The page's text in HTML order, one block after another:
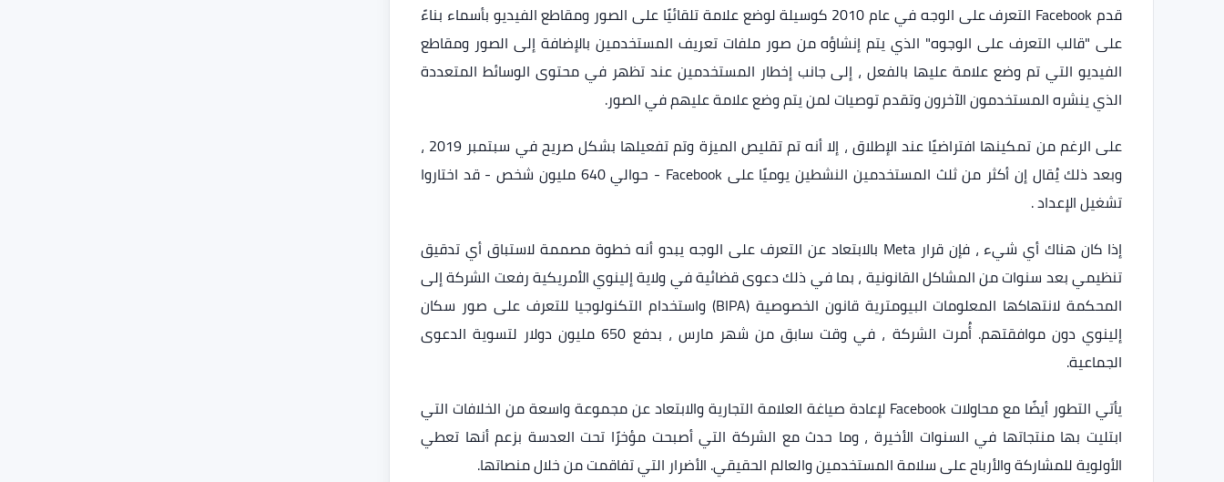
قدم Facebook التعرف على الوجه في عام 2010 كوسيلة لوضع علامة تلقائيًا على الصور ومقاطع الفيديو بأسماء بناءً
على "قالب التعرف على الوجوه" الذي يتم إنشاؤه من صور ملفات تعريف المستخدمين بالإضافة إلى الصور ومقاطع
الفيديو التي تم وضع علامة عليها بالفعل ، إلى جانب إخطار المستخدمين عند تظهر في محتوى الوسائط المتعددة
الذي ينشره المستخدمون الآخرون وتقدم توصيات لمن يتم وضع علامة عليهم في الصور.
على الرغم من تمكينها افتراضيًا عند الإطلاق ، إلا أنه تم تقليص الميزة وتم تفعيلها بشكل صريح في سبتمبر 2019 ،
وبعد ذلك يُقال إن أكثر من ثلث المستخدمين النشطين يوميًا على Facebook - حوالي 640 مليون شخص - قد اختاروا
تشغيل الإعداد .
إذا كان هناك أي شيء ، فإن قرار Meta بالابتعاد عن التعرف على الوجه يبدو أنه خطوة مصممة لاستباق أي تدقيق
تنظيمي بعد سنوات من المشاكل القانونية ، بما في ذلك دعوى قضائية في ولاية إلينوي الأمريكية رفعت الشركة إلى
المحكمة لانتهاكها المعلومات البيومترية قانون الخصوصية (BIPA) واستخدام التكنولوجيا للتعرف على صور سكان
إلينوي دون موافقتهم. أُمرت الشركة ، في وقت سابق من شهر مارس ، بدفع 650 مليون دولار لتسوية الدعوى
الجماعية.
يأتي التطور أيضًا مع محاولات Facebook لإعادة صياغة العلامة التجارية والابتعاد عن مجموعة واسعة من الخلافات التي
ابتليت بها منتجاتها في السنوات الأخيرة ، وما حدث مع الشركة التي أصبحت مؤخرًا تحت العدسة بزعم أنها تعطي
الأولوية للمشاركة والأرباح على سلامة المستخدمين والعالم الحقيقي. الأضرار التي تفاقمت من خلال منصاتها.